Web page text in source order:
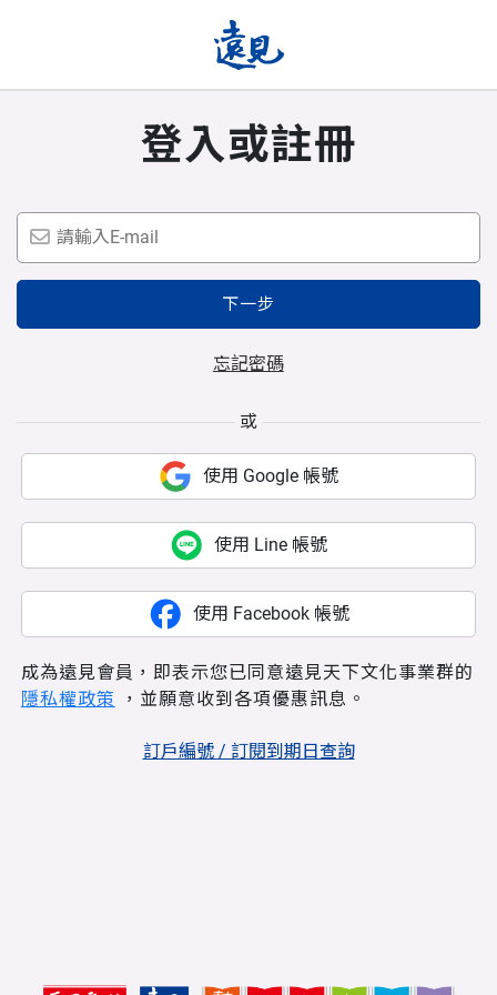
登入或註冊
下一步
忘記密碼
或
使用 Google 帳號
使用 Line 帳號
使用 Facebook 帳號
成為遠見會員，即表示您已同意遠見天下文化事業群的
隱私權政策 ，並願意收到各項優惠訊息。
訂戶編號 / 訂閱到期日查詢